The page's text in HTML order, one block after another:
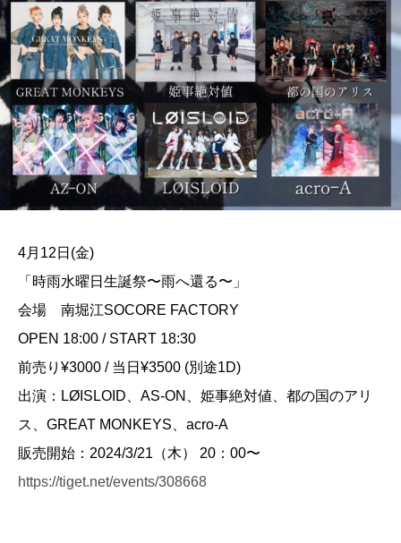
4月12日(金)
「時雨水曜日生誕祭〜雨へ還る〜」
会場 南堀江SOCORE FACTORY
OPEN 18:00 / START 18:30
前売り¥3000 / 当日¥3500 (別途1D)
出演：LØISLOID、AS-ON、姫事絶対値、都の国のアリ
ス、GREAT MONKEYS、acro-A
販売開始：2024/3/21（木） 20：00〜
https://tiget.net/events/308668